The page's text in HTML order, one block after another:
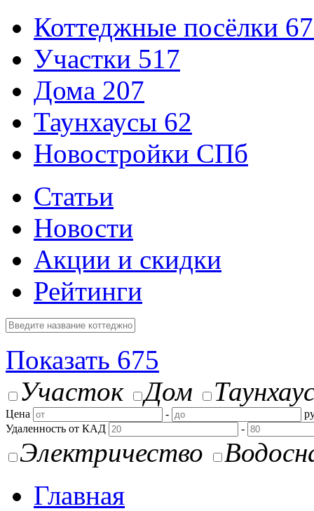
Коттеджные посёлки
Участки 517
Дома 207
Таунхаусы 62
Новостройки СПб
Статьи
Новости
Акции и скидки
Рейтинги
Показать 675
Участок
Дом
Цена -
Удаленность от КАД
-
Электричество
Главная